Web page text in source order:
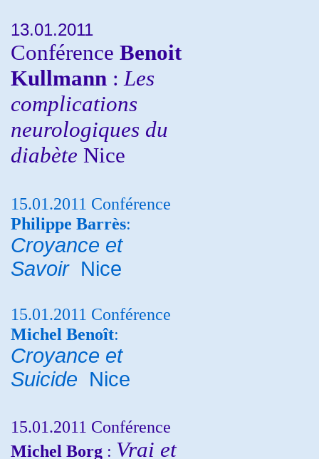
13.01.2011
Conférence Benoit
Kullmann : Les
complications
neurologiques du
diabète Nice
15.01.2011 Conférence
Philippe Barrès:
Croyance et
Savoir Nice
15.01.2011 Conférence
Michel Benoît:
Croyance et
Suicide Nice
15.01.2011 Conférence
Michel Borg : Vrai et